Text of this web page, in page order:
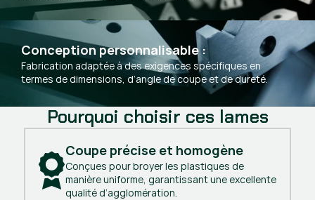
Pourquoi choisir ces lames
Coupe précise et homogène
Conçues pour broyer les plastiques de
manière uniforme, garantissant une excellente
qualité d’agglomération.
Conception personnalisable :
Fabrication adaptée à des exigences spécifiques en
termes de dimensions, d’angle de coupe et de dureté.